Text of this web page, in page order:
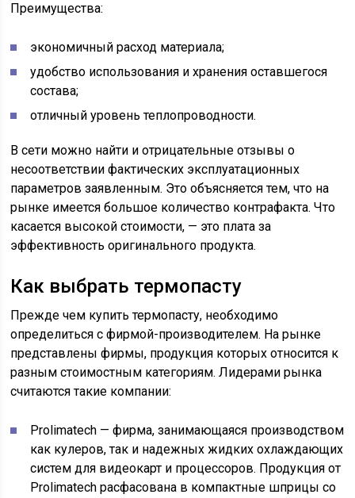
Преимущества:
экономичный расход материала;
удобство использования и хранения оставшегося
состава;
отличный уровень теплопроводности.
В сети можно найти и отрицательные отзывы о
несоответствии фактических эксплуатационных
параметров заявленным. Это объясняется тем, что на
рынке имеется большое количество контрафакта. Что
касается высокой стоимости, — это плата за
эффективность оригинального продукта.
Как выбрать термопасту
Прежде чем купить термопасту, необходимо
определиться с фирмой-производителем. На рынке
представлены фирмы, продукция которых относится к
разным стоимостным категориям. Лидерами рынка
считаются такие компании:
Prolimatech — фирма, занимающаяся производством
как кулеров, так и надежных жидких охлаждающих
систем для видеокарт и процессоров. Продукция от
Prolimatech расфасована в компактные шприцы со